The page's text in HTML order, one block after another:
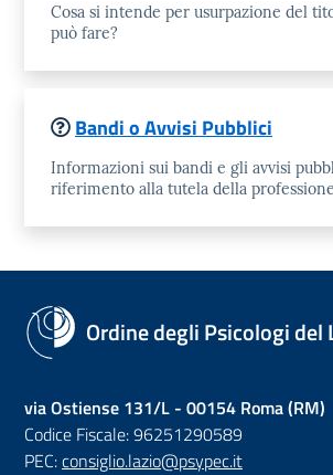
Cosa si intende per usurpazione del
può fare?
Bandi o Avvisi Pubblici
Informazioni sui bandi e gli avvisi
riferimento alla tutela della professione
Ordine degli Psicologi del
via Ostiense 131/L - 00154 Roma (RM)
Codice Fiscale: 96251290589
PEC:consiglio.lazio@psypec.it